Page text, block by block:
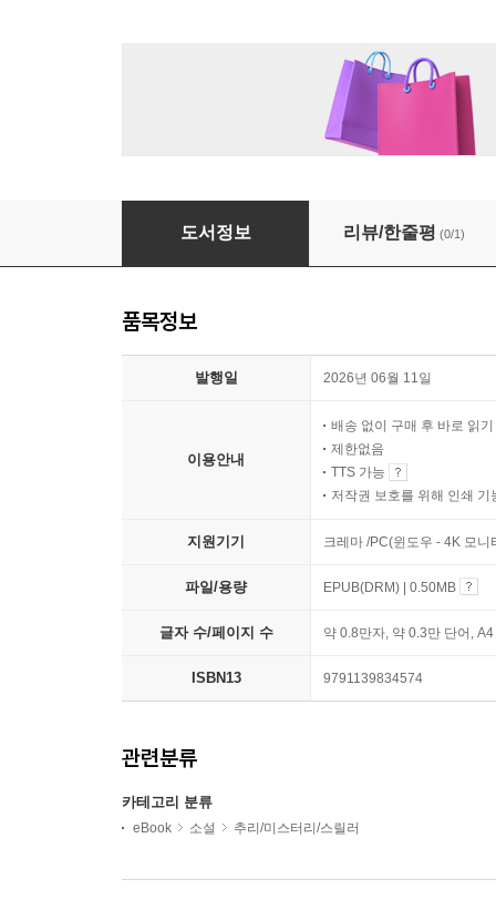
잘못된 수술
도서정보 리뷰/한줄평 (0/1)
품목정보
발행일 2026년 06월 11일
이용안내
배송 없이 구매 후 바로 읽기
제한없음
TTS 가능
저작권 보호를 위해 인쇄 기
지원기기 크레마 /PC(윈도우 - 4K 모
파일/용량 EPUB(DRM) | 0.50MB
글자 수/페이지 수 약 0.8만자, 약 0.3만 단어,
ISBN13 9791139834574
관련분류
카테고리 분류
eBook 소설 추리/미스터리/스릴러